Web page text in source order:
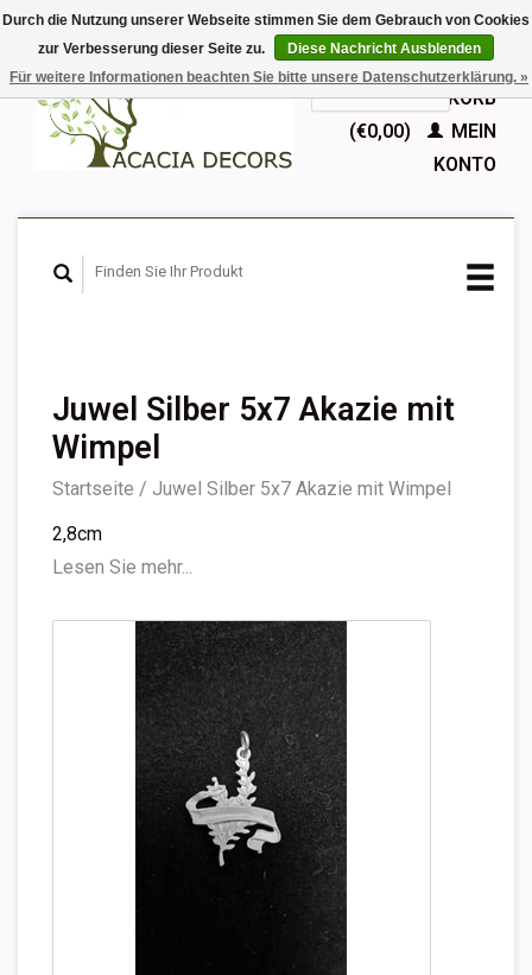
EUR
GBPDeutsch
Nederlands
English
IHR WARENKORB
(€0,00)
MEIN
KONTO
Juwel Silber 5x7 Akazie mit
Wimpel
Startseite / Juwel Silber 5x7 Akazie mit Wimpel
2,8cm
Lesen Sie mehr...
Durch die Nutzung unserer Webseite stimmen Sie dem Gebrauch von Cookies
zur Verbesserung dieser Seite zu.
Diese Nachricht Ausblenden
Für weitere Informationen beachten Sie bitte unsere Datenschutzerklärung. »